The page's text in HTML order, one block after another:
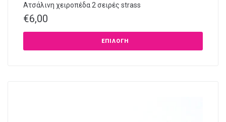
Ατσάλινη χειροπέδα 2 σειρές strass
€6,00
ΕΠΙΛΟΓΉ